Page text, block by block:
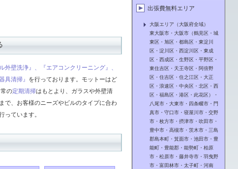
ル外壁洗浄』、『エアコンクリーニング』、
具清掃』 を行っております。モットーはど
の定期清掃はもとより、ガラスや外壁清
で、お客様のニーズやビルのタイプに合わ
っています。
出張費無料エリア
大阪エリア（大阪府全域）
東大阪市・ 大阪市（鶴見区・城
東区・旭区・都島区・東淀川
区・淀川区・西淀川区・東成
区・西成区・生野区・平野区・
東住吉区・天王寺区・阿倍野
区・住吉区・住之江区・大正
区・浪速区・中央区・北区・西
区・福島区・港区・此花区）・
八尾市・大東市・四条畷市・門
真市・守口市・寝屋川市・交野
市・枚方市・摂津市・吹田市・
豊中市・高槻市・茨木市・三島
郡島本町・箕面市・池田市・豊
能町・豊能郡・能勢町・柏原
市・松原市・藤井寺市・羽曳野
市・富田林市・太子町・河南